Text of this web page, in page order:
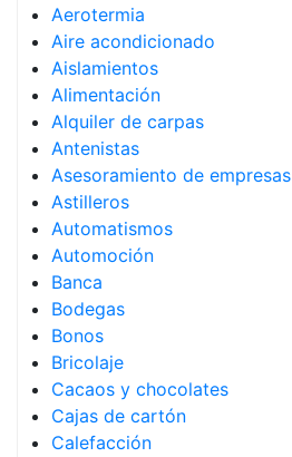
Aerotermia
Aire acondicionado
Aislamientos
Alimentación
Alquiler de carpas
Antenistas
Asesoramiento de empresas
Astilleros
Automatismos
Automoción
Banca
Bodegas
Bonos
Bricolaje
Cacaos y chocolates
Cajas de cartón
Calefacción